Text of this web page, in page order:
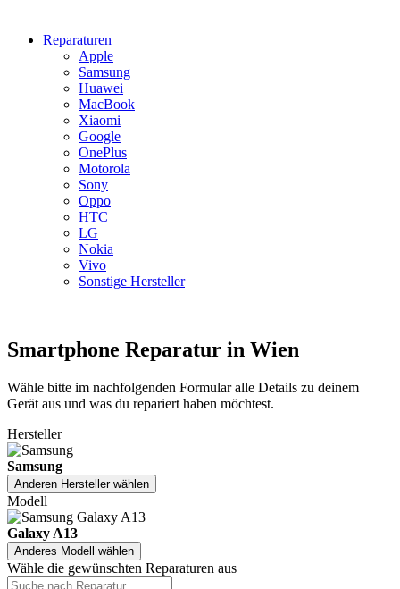
Reparaturen
Apple
Samsung
Huawei
MacBook
Xiaomi
Google
OnePlus
Motorola
Sony
Oppo
HTC
LG
Nokia
Vivo
Sonstige Hersteller
Smartphone Reparatur in Wien
Wähle bitte im nachfolgenden Formular alle Details zu deinem
Gerät aus und was du repariert haben möchtest.
Hersteller
Samsung
Anderen Hersteller wählen
Modell
Galaxy A13
Anderes Modell wählen
Wähle die gewünschten Reparaturen aus